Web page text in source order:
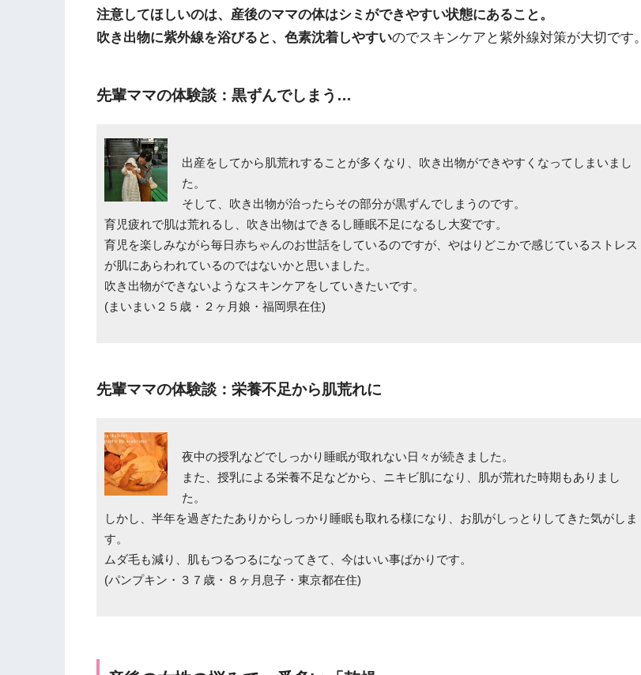
注意してほしいのは、産後のママの体はシミができやすい状態にあること。
吹き出物に紫外線を浴びると、色素沈着しやすいのでスキンケアと紫外線対策が大切です。
先輩ママの体験談：黒ずんでしまう…
出産をしてから肌荒れすることが多くなり、吹き出物ができやすくなってしまいまし
た。
そして、吹き出物が治ったらその部分が黒ずんでしまうのです。
育児疲れで肌は荒れるし、吹き出物はできるし睡眠不足になるし大変です。
育児を楽しみながら毎日赤ちゃんのお世話をしているのですが、やはりどこかで感じているストレス
が肌にあらわれているのではないかと思いました。
吹き出物ができないようなスキンケアをしていきたいです。
(まいまい２５歳・２ヶ月娘・福岡県在住)
先輩ママの体験談：栄養不足から肌荒れに
夜中の授乳などでしっかり睡眠が取れない日々が続きました。
また、授乳による栄養不足などから、ニキビ肌になり、肌が荒れた時期もありまし
た。
しかし、半年を過ぎたたありからしっかり睡眠も取れる様になり、お肌がしっとりしてきた気がしま
す。
ムダ毛も減り、肌もつるつるになってきて、今はいい事ばかりです。
(パンプキン・３７歳・８ヶ月息子・東京都在住)